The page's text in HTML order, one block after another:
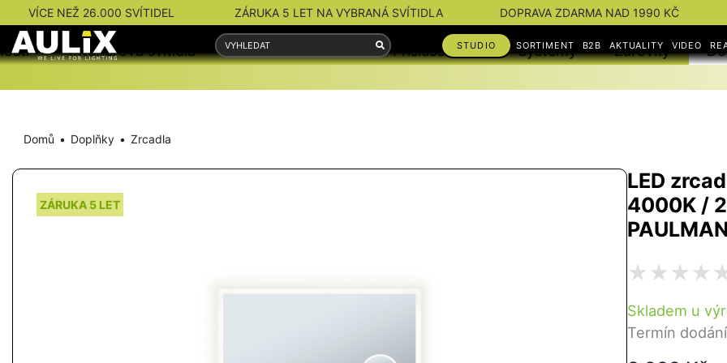
VÍCE NEŽ 26.000 SVÍTIDEL ZÁRUKA 5 LET NA VYBRANÁ SVÍTIDLA DOPRAVA ZDARMA NAD 1990 KČ
STUDIO SORTIMENT B2B AKTUALITY VIDEO
Interiérová svítidla Venkovní svítidla Příslušenství Systémy Žárovky
Domů Doplňky Zrcadla
LED
4000K /
ZÁRUKA 5 LET
Skladem u
Termín